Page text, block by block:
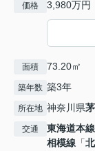
価格 3,980万円
面積 73.20㎡
築年数 築3年
所在地 神奈川県
交通 東海道本線
相模線 「